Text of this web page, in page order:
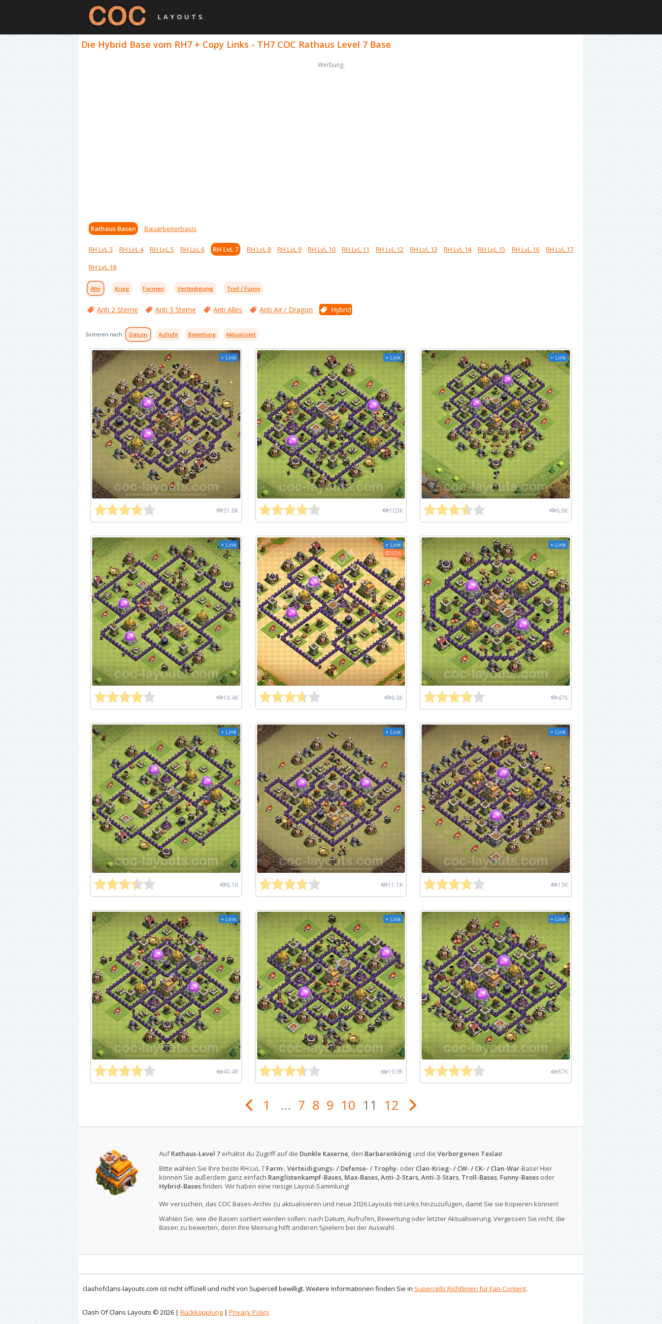
LAYOUTS
Die Hybrid Base vom RH7 + Copy Links - TH7 COC Rathaus Level 7 Base
Werbung:
Rathaus Basen Bauarbeiterbasis
RH LvL 3 RH LvL 4 RH LvL 5 RH LvL 6 RH LvL 7 RH LvL 8 RH LvL 9 RH LvL 10 RH LvL 11 RH LvL 12 RH LvL 13 RH LvL 14 RH LvL 15 RH LvL 16
RH LvL 17
RH LvL 18
Alle Krieg Farmen Verteidigung Troll / Funny
Anti 2 Sterne Anti 3 Sterne Anti Alles Anti Air / Dragon Hybrid
Sortieren nach: Datum Aufrufe Bewertung Aktualisiert
+ Link
31.6K
+ Link
103K
+ Link
6.6K
+ Link
18.4K
+ Link
2026
8.8K
+ Link
47K
+ Link
8.1K
+ Link
11.1K
+ Link
13K
+ Link
40.4K
+ Link
19.9K
+ Link
87K
1 ... 7 8 9 10 11 12
AufRathaus-Level 7erhältst du Zugriff auf die Dunkle Kaserne, den Barbarenkönig und die Verborgenen Teslas!
Bitte wählen Sie Ihre beste RH LvL 7 Farm-,Verteidigungs- / Defense- / Trophy- oder Clan-Krieg- / CW- / CK- / Clan-War-Base! Hier
können Sie außerdem ganz einfach Ranglistenkampf-Bases, Max-Bases,Anti-2-Stars,Anti-3-Stars, Troll-Bases, Funny-Basesoder
Hybrid-Basesfinden. Wir haben eine riesige Layout-Sammlung!
Wir versuchen, das COC Bases-Archiv zu aktualisieren und neue 2026 Layouts mit Links hinzuzufügen, damit Sie sie Kopieren können!
Wählen Sie, wie die Basen sortiert werden sollen: nach Datum, Aufrufen, Bewertung oder letzter Aktualisierung. Vergessen Sie nicht, die
Basen zu bewerten, denn Ihre Meinung hilft anderen Spielern bei der Auswahl.
clashofclans-layouts.com ist nicht offiziell und nicht von Supercell bewilligt. Weitere Informationen finden Sie in Supercells Richtlinien für Fan-Content.
Clash Of Clans Layouts © 2026 | Rückkopplung| Privacy Policy